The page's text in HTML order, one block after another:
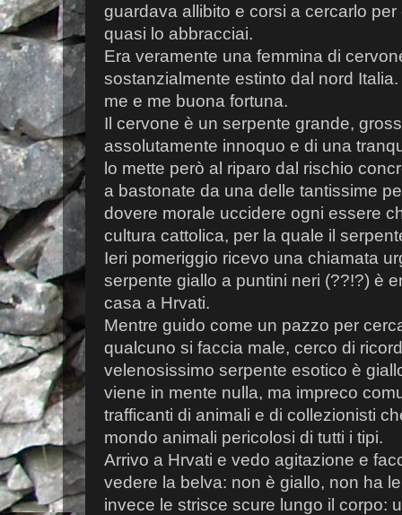
guardava allibito e corsi a cercarlo
quasi lo abbracciai.
Era veramente una femmina di
sostanzialmente estinto dal nord
me e me buona fortuna.
Il cervone è un serpente grande,
assolutamente innoquo e di una
lo mette però al riparo dal rischio
a bastonate da una delle tantissime
dovere morale uccidere ogni essere
cultura cattolica, per la quale il
Ieri pomeriggio ricevo una chiamata
serpente giallo a puntini neri (??!?) è
casa a Hrvati.
Mentre guido come un pazzo per
qualcuno si faccia male, cerco di
velenosissimo serpente esotico è
viene in mente nulla, ma impreco
trafficanti di animali e di collezionisti
mondo animali pericolosi di tutti i tipi.
Arrivo a Hrvati e vedo agitazione e
vedere la belva: non è giallo, non ha
invece le strisce scure lungo il corpo: